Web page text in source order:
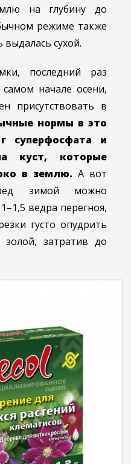
на глубину до
режиме также
выдалась сухой.
последний раз
начале осени,
присутствовать в
нормы в это
суперфосфата и
куст, которые
в землю. А вот
зимой можно
ведра перегноя,
густо опудрить
золой, затратив до